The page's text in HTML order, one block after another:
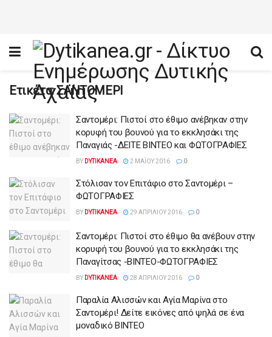
Ετικέτα:ΣΑΝΤΟΜΕΡΙ
Σαντομέρι: Πιστοί στο έθιμο ανέβηκαν στην
κορυφή του βουνού για το εκκλησάκι της
Παναγιάς -ΔΕΙΤΕ ΒΙΝΤΕΟ και ΦΩΤΟΓΡΑΦΙΕΣ
BY DYTIKANEA 2 ΜΑΪ́ΟΥ 2016 0
Στόλισαν τον Επιτάφιο στο Σαντομέρι –
ΦΩΤΟΓΡΑΦΙΕΣ
BY DYTIKANEA 29 ΑΠΡΙΛΊΟΥ 2016 0
Σαντομέρι: Πιστοί στο έθιμο θα ανέβουν στην
κορυφή του βουνού για το εκκλησάκι της
Παναγίτσας -ΒΙΝΤΕΟ-ΦΩΤΟΓΡΑΦΙΕΣ
BY DYTIKANEA 28 ΑΠΡΙΛΊΟΥ 2016 0
Παραλία Αλισσών και Αγία Μαρίνα στο
Σαντομέρι! Δείτε εικόνες από ψηλά σε ένα
μοναδικό ΒΙΝΤΕΟ